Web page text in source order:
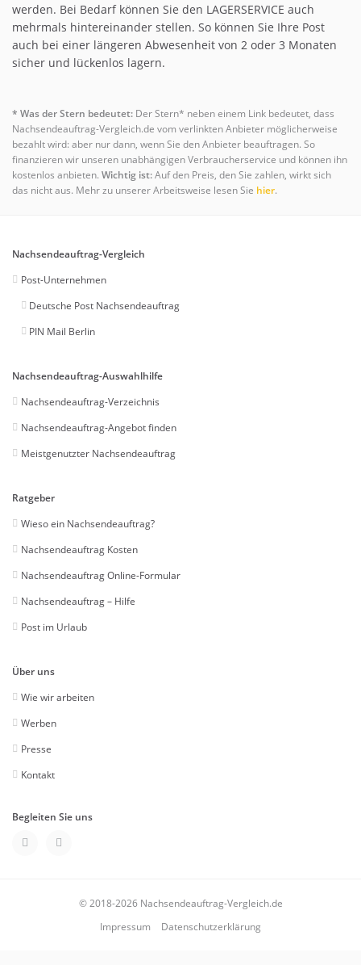
werden. Bei Bedarf können Sie den LAGERSERVICE auch
mehrmals hintereinander stellen. So können Sie Ihre Post
auch bei einer längeren Abwesenheit von 2 oder 3 Monaten
sicher und lückenlos lagern.
* Was der Stern bedeutet: Der Stern* neben einem Link bedeutet, dass
Nachsendeauftrag-Vergleich.de vom verlinkten Anbieter möglicherweise
bezahlt wird: aber nur dann, wenn Sie den Anbieter beauftragen. So
finanzieren wir unseren unabhängigen Verbraucherservice und können ihn
kostenlos anbieten. Wichtig ist:Auf den Preis, den Sie zahlen, wirkt sich
das nicht aus. Mehr zu unserer Arbeitsweise lesen Sie hier.
Nachsendeauftrag-Vergleich
Post-Unternehmen
Deutsche Post Nachsendeauftrag
PIN Mail Berlin
Nachsendeauftrag-Auswahlhilfe
Nachsendeauftrag-Verzeichnis
Nachsendeauftrag-Angebot finden
Meistgenutzter Nachsendeauftrag
Ratgeber
Wieso ein Nachsendeauftrag?
Nachsendeauftrag Kosten
Nachsendeauftrag Online-Formular
Nachsendeauftrag – Hilfe
Post im Urlaub
Über uns
Wie wir arbeiten
Werben
Presse
Kontakt
Begleiten Sie uns
© 2018-2026 Nachsendeauftrag-Vergleich.de
Impressum
Datenschutzerklärung